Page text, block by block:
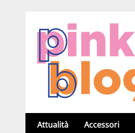
Attualità Accessori